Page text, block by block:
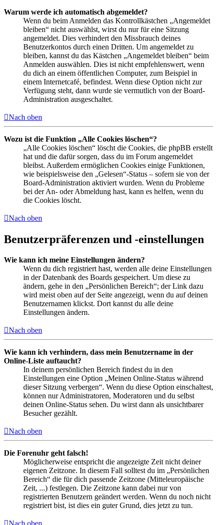
Warum werde ich automatisch abgemeldet?
Wenn du beim Anmelden das Kontrollkästchen „Angemeldet
bleiben“ nicht auswählst, wirst du nur für eine Sitzung
angemeldet. Dies verhindert den Missbrauch deines
Benutzerkontos durch einen Dritten. Um angemeldet zu
bleiben, kannst du das Kästchen „Angemeldet bleiben“ beim
Anmelden auswählen. Dies ist nicht empfehlenswert, wenn
du dich an einem öffentlichen Computer, zum Beispiel in
einem Internetcafé, befindest. Wenn diese Option nicht zur
Verfügung steht, dann wurde sie vermutlich von der Board-
Administration ausgeschaltet.
Nach oben
Wozu ist die Funktion „Alle Cookies löschen“?
„Alle Cookies löschen“ löscht die Cookies, die phpBB erstellt
hat und die dafür sorgen, dass du im Forum angemeldet
bleibst. Außerdem ermöglichen Cookies einige Funktionen,
wie beispielsweise den „Gelesen“-Status – sofern sie von der
Board-Administration aktiviert wurden. Wenn du Probleme
bei der An- oder Abmeldung hast, kann es helfen, wenn du
die Cookies löscht.
Nach oben
Benutzerpräferenzen und -einstellungen
Wie kann ich meine Einstellungen ändern?
Wenn du dich registriert hast, werden alle deine Einstellungen
in der Datenbank des Boards gespeichert. Um diese zu
ändern, gehe in den „Persönlichen Bereich“; der Link dazu
wird meist oben auf der Seite angezeigt, wenn du auf deinen
Benutzernamen klickst. Dort kannst du alle deine
Einstellungen ändern.
Nach oben
Wie kann ich verhindern, dass mein Benutzername in der
Online-Liste auftaucht?
In deinem persönlichen Bereich findest du in den
Einstellungen eine Option „Meinen Online-Status während
dieser Sitzung verbergen“. Wenn du diese Option einschaltest,
können nur Administratoren, Moderatoren und du selbst
deinen Online-Status sehen. Du wirst dann als unsichtbarer
Besucher gezählt.
Nach oben
Die Forenuhr geht falsch!
Möglicherweise entspricht die angezeigte Zeit nicht deiner
eigenen Zeitzone. In diesem Fall solltest du im „Persönlichen
Bereich“ die für dich passende Zeitzone (Mitteleuropäische
Zeit, ...) festlegen. Die Zeitzone kann dabei nur von
registrierten Benutzern geändert werden. Wenn du noch nicht
registriert bist, ist dies ein guter Grund, dies jetzt zu tun.
Nach oben